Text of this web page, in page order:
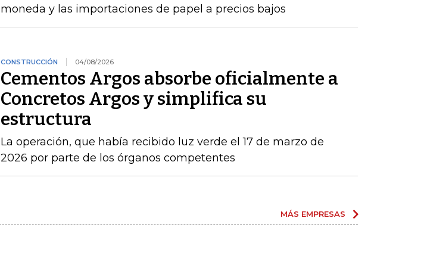
moneda y las importaciones de papel a precios bajos
CONSTRUCCIÓN 04/08/2026
Cementos Argos absorbe oficialmente a
Concretos Argos y simplifica su
estructura
La operación, que había recibido luz verde el 17 de marzo de
2026 por parte de los órganos competentes
MÁS EMPRESAS